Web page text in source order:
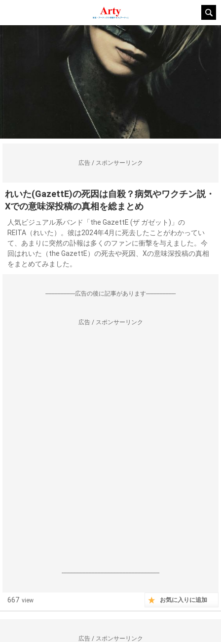
広告 / スポンサーリンク
れいた(GazettE)の死因は自殺？病気やワクチン説・
Xでの意味深投稿の真相を総まとめ
人気ビジュアル系バンド「the GazettE (ザ ガゼット)」の
REITA（れいた）。彼は2024年4月に死去したことがわかってい
て、あまりに突然の訃報は多くのファンに衝撃を与えました。今
回はれいた（the GazettE）の死去や死因、Xの意味深投稿の真相
をまとめてみました。
--------------------広告の後に記事があります--------------------
広告 / スポンサーリンク
------------------------------------------------------------------
667 view お気に入りに追加
広告 / スポンサーリンク